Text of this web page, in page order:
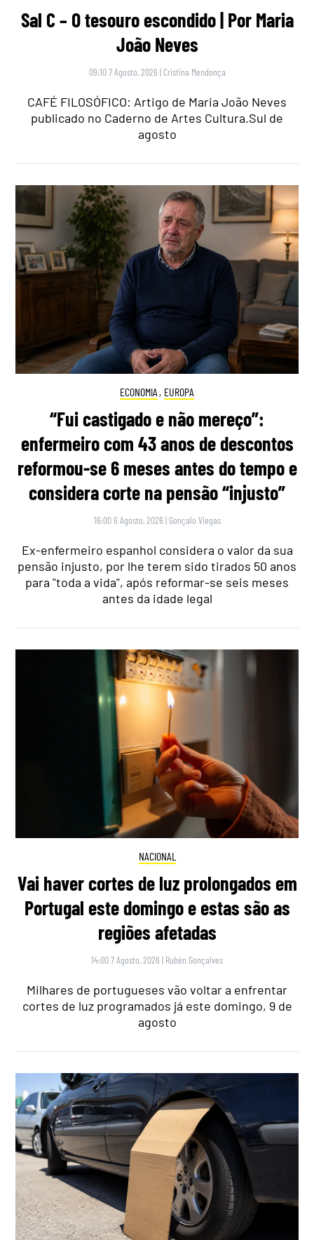
Sal C – O tesouro escondido | Por Maria
João Neves
09:10 7 Agosto, 2026 | Cristina Mendonça
CAFÉ FILOSÓFICO: Artigo de Maria João Neves
publicado no Caderno de Artes Cultura.Sul de
agosto
ECONOMIA , EUROPA
“Fui castigado e não mereço”:
enfermeiro com 43 anos de descontos
reformou-se 6 meses antes do tempo e
considera corte na pensão “injusto”
16:00 6 Agosto, 2026 | Gonçalo Viegas
Ex-enfermeiro espanhol considera o valor da sua
pensão injusto, por lhe terem sido tirados 50 anos
para "toda a vida", após reformar-se seis meses
antes da idade legal
NACIONAL
Vai haver cortes de luz prolongados em
Portugal este domingo e estas são as
regiões afetadas
14:00 7 Agosto, 2026 | Rubén Gonçalves
Milhares de portugueses vão voltar a enfrentar
cortes de luz programados já este domingo, 9 de
agosto